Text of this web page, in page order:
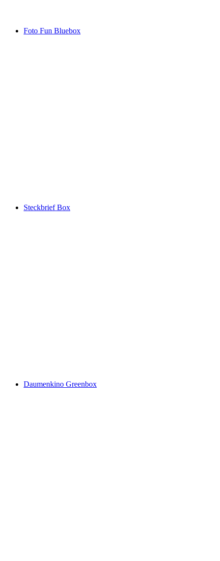
Foto Fun Bluebox
Steckbrief Box
Daumenkino Greenbox